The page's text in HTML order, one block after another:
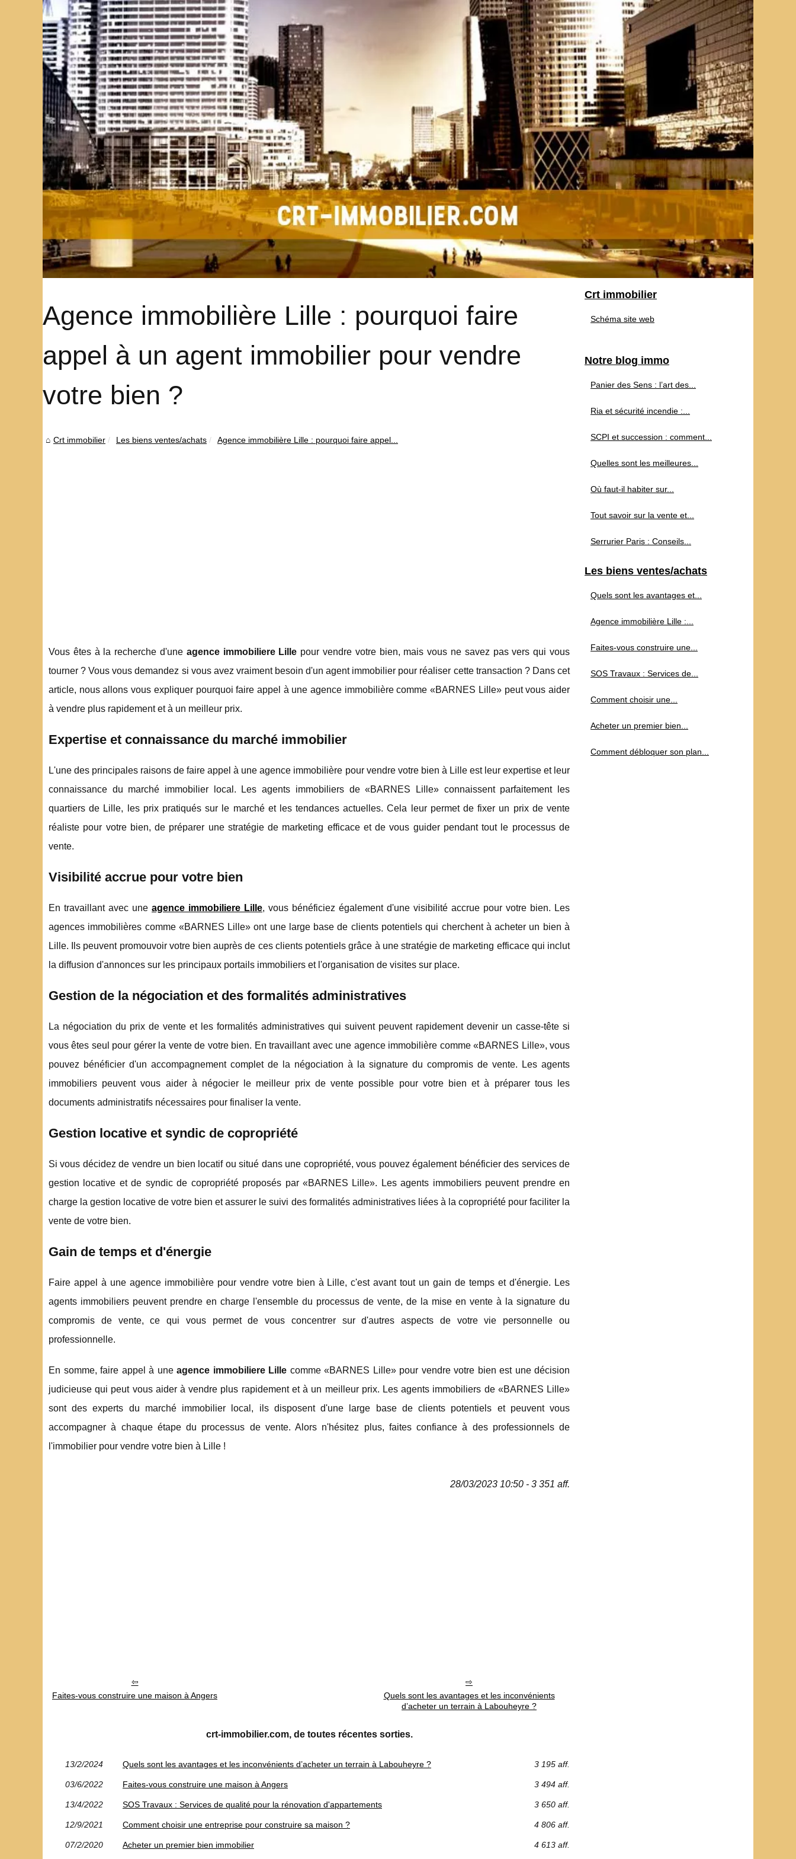
Agence immobilière Lille : pourquoi faire
appel à un agent immobilier pour vendre
votre bien ?
Crt immobilier Les biens ventes/achats Agence immobilière Lille : pourquoi faire appel...
Vous êtes à la recherche d'une agence immobiliere Lille pour vendre votre bien, mais vous ne savez pas vers qui vous
tourner ? Vous vous demandez si vous avez vraiment besoin d'un agent immobilier pour réaliser cette transaction ? Dans cet
article, nous allons vous expliquer pourquoi faire appel à une agence immobilière comme «BARNES Lille» peut vous aider
à vendre plus rapidement et à un meilleur prix.
Expertise et connaissance du marché immobilier
L'une des principales raisons de faire appel à une agence immobilière pour vendre votre bien à Lille est leur expertise et leur
connaissance du marché immobilier local. Les agents immobiliers de «BARNES Lille» connaissent parfaitement les
quartiers de Lille, les prix pratiqués sur le marché et les tendances actuelles. Cela leur permet de fixer un prix de vente
réaliste pour votre bien, de préparer une stratégie de marketing efficace et de vous guider pendant tout le processus de
vente.
Visibilité accrue pour votre bien
En travaillant avec une agence immobiliere Lille, vous bénéficiez également d'une visibilité accrue pour votre bien. Les
agences immobilières comme «BARNES Lille» ont une large base de clients potentiels qui cherchent à acheter un bien à
Lille. Ils peuvent promouvoir votre bien auprès de ces clients potentiels grâce à une stratégie de marketing efficace qui inclut
la diffusion d'annonces sur les principaux portails immobiliers et l'organisation de visites sur place.
Gestion de la négociation et des formalités administratives
La négociation du prix de vente et les formalités administratives qui suivent peuvent rapidement devenir un casse-tête si
vous êtes seul pour gérer la vente de votre bien. En travaillant avec une agence immobilière comme «BARNES Lille», vous
pouvez bénéficier d'un accompagnement complet de la négociation à la signature du compromis de vente. Les agents
immobiliers peuvent vous aider à négocier le meilleur prix de vente possible pour votre bien et à préparer tous les
documents administratifs nécessaires pour finaliser la vente.
Gestion locative et syndic de copropriété
Si vous décidez de vendre un bien locatif ou situé dans une copropriété, vous pouvez également bénéficier des services de
gestion locative et de syndic de copropriété proposés par «BARNES Lille». Les agents immobiliers peuvent prendre en
charge la gestion locative de votre bien et assurer le suivi des formalités administratives liées à la copropriété pour faciliter la
vente de votre bien.
Gain de temps et d'énergie
Faire appel à une agence immobilière pour vendre votre bien à Lille, c'est avant tout un gain de temps et d'énergie. Les
agents immobiliers peuvent prendre en charge l'ensemble du processus de vente, de la mise en vente à la signature du
compromis de vente, ce qui vous permet de vous concentrer sur d'autres aspects de votre vie personnelle ou
professionnelle.
En somme, faire appel à une agence immobiliere Lille comme «BARNES Lille» pour vendre votre bien est une décision
judicieuse qui peut vous aider à vendre plus rapidement et à un meilleur prix. Les agents immobiliers de «BARNES Lille»
sont des experts du marché immobilier local, ils disposent d'une large base de clients potentiels et peuvent vous
accompagner à chaque étape du processus de vente. Alors n'hésitez plus, faites confiance à des professionnels de
l'immobilier pour vendre votre bien à Lille !
28/03/2023 10:50 - 3 351 aff.
Faites-vous construire une maison à Angers
Quels sont les avantages et les inconvénients
d’acheter un terrain à Labouheyre ?
crt-immobilier.com, de toutes récentes sorties.
13/2/2024 Quels sont les avantages et les inconvénients d’acheter un terrain à Labouheyre ? 3 195 aff.
03/6/2022 Faites-vous construire une maison à Angers 3 494 aff.
13/4/2022 SOS Travaux : Services de qualité pour la rénovation d'appartements 3 650 aff.
12/9/2021 Comment choisir une entreprise pour construire sa maison ? 4 806 aff.
07/2/2020 Acheter un premier bien immobilier 4 613 aff.
Crt immobilier
Schéma site web
Notre blog immo
Panier des Sens : l’art des...
Ria et sécurité incendie :...
SCPI et succession : comment...
Quelles sont les meilleures...
Où faut-il habiter sur...
Tout savoir sur la vente et...
Serrurier Paris : Conseils...
Les biens ventes/achats
Quels sont les avantages et...
Agence immobilière Lille :...
Faites-vous construire une...
SOS Travaux : Services de...
Comment choisir une...
Acheter un premier bien...
Comment débloquer son plan...